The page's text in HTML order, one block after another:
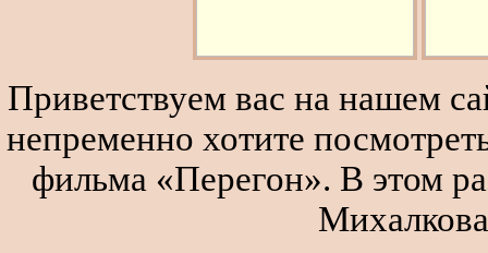
Приветствуем вас на нашем
непременно хотите
фильма «Перегон». В этом